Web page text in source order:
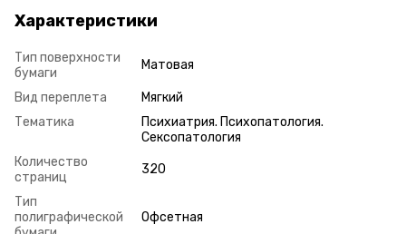
Характеристики
Тип поверхности
бумаги
Матовая
Вид переплета
Мягкий
Тематика
Психиатрия. Психопатология.
Сексопатология
Количество
страниц
320
Тип
полиграфической
Офсетная